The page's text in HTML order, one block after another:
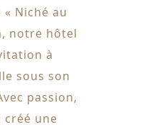
Niché au
notre hôtel
à
sous son
passion,
créé une